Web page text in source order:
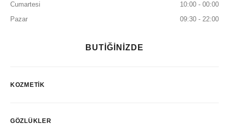
Cumartesi
10:00 - 00:00
Pazar
09:30 - 22:00
BUTİĞİNİZDE
KOZMETIK
GÖZLÜKLER